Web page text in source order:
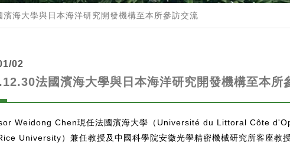
海大學與日本海洋研究開發機構至本所參訪交流
02
法國濱海大學與日本海洋研究開發機構至本所
Weidong Chen現任法國濱海大學（Université du Littoral Côte
University）兼任教授及中國科學院安徽光學精密機械研究所客座教